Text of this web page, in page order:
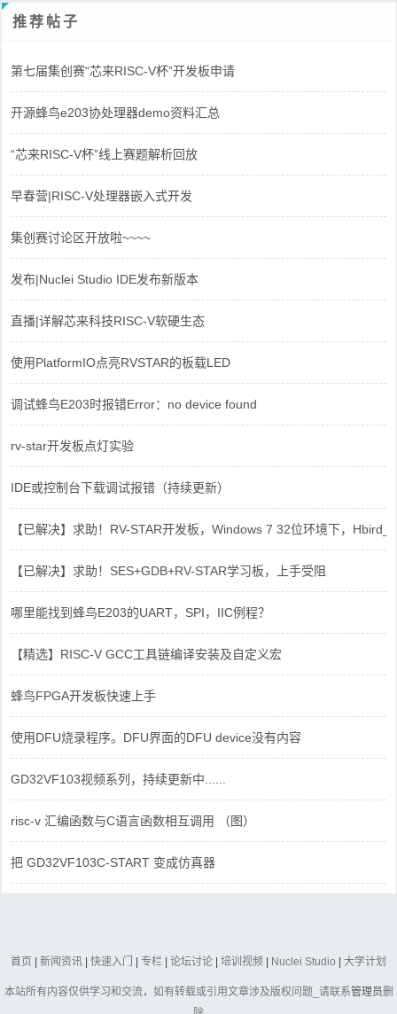
推荐帖子
第七届集创赛“芯来RISC-V杯”开发板申请
开源蜂鸟e203协处理器demo资料汇总
“芯来RISC-V杯”线上赛题解析回放
早春营|RISC-V处理器嵌入式开发
集创赛讨论区开放啦~~~~
发布|Nuclei Studio IDE发布新版本
直播|详解芯来科技RISC-V软硬生态
使用PlatformIO点亮RVSTAR的板载LED
调试蜂鸟E203时报错Error：no device found
rv-star开发板点灯实验
IDE或控制台下载调试报错（持续更新）
【已解决】求助！RV-STAR开发板，Windows 7 32位环境下，
【已解决】求助！SES+GDB+RV-STAR学习板，上手受阻
哪里能找到蜂鸟E203的UART，SPI，IIC例程？
【精选】RISC-V GCC工具链编译安装及自定义宏
蜂鸟FPGA开发板快速上手
使用DFU烧录程序。DFU界面的DFU device没有内容
GD32VF103视频系列，持续更新中......
risc-v 汇编函数与C语言函数相互调用 （图）
把 GD32VF103C-START 变成仿真器
首页 | 新闻资讯 | 快速入门 | 专栏 | 论坛讨论 | 培训视频 | Nuclei Studio | 大学计划
本站所有内容仅供学习和交流，如有转载或引用文章涉及版权问题_请联系管理员删